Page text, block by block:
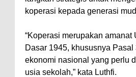
koperasi kepada generasi
“Koperasi merupakan amanat
Dasar 1945, khususnya
ekonomi nasional yang perlu
usia sekolah,” kata Luthfi.